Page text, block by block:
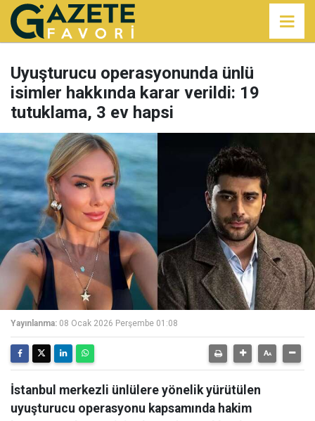
Uyuşturucu operasyonunda ünlü
isimler hakkında karar verildi: 19
tutuklama, 3 ev hapsi
Yayınlanma: 08 Ocak 2026 Perşembe 01:08
İstanbul merkezli ünlülere yönelik yürütülen
uyuşturucu operasyonu kapsamında hakim